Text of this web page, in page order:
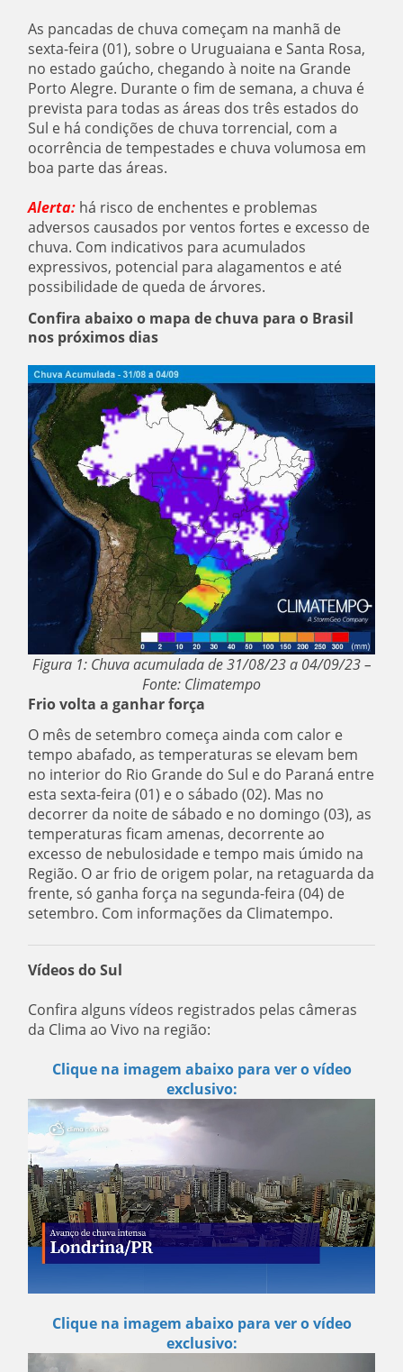
As pancadas de chuva começam na manhã de
sexta-feira (01), sobre o Uruguaiana e Santa Rosa,
no estado gaúcho, chegando à noite na Grande
Porto Alegre. Durante o fim de semana, a chuva é
prevista para todas as áreas dos três estados do
Sul e há condições de chuva torrencial, com a
ocorrência de tempestades e chuva volumosa em
boa parte das áreas.
Alerta: há risco de enchentes e problemas
adversos causados por ventos fortes e excesso de
chuva. Com indicativos para acumulados
expressivos, potencial para alagamentos e até
possibilidade de queda de árvores.
Confira abaixo o mapa de chuva para o Brasil
nos próximos dias
Figura 1: Chuva acumulada de 31/08/23 a 04/09/23 –
Fonte: Climatempo
Frio volta a ganhar força
O mês de setembro começa ainda com calor e
tempo abafado, as temperaturas se elevam bem
no interior do Rio Grande do Sul e do Paraná entre
esta sexta-feira (01) e o sábado (02). Mas no
decorrer da noite de sábado e no domingo (03), as
temperaturas ficam amenas, decorrente ao
excesso de nebulosidade e tempo mais úmido na
Região. O ar frio de origem polar, na retaguarda da
frente, só ganha força na segunda-feira (04) de
setembro. Com informações da Climatempo.
Vídeos do Sul
Confira alguns vídeos registrados pelas câmeras
da Clima ao Vivo na região:
Clique na imagem abaixo para ver o vídeo
exclusivo:
Clique na imagem abaixo para ver o vídeo
exclusivo: